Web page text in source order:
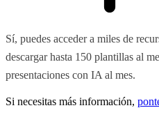
Sí, puedes acceder a miles de
descargar hasta 150 plantillas al
presentaciones con IA al mes.
Si necesitas más información,